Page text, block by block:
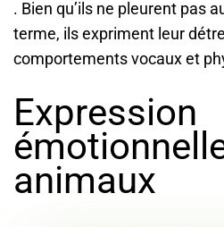
. Bien qu’ils ne pleurent pas
terme, ils expriment leur
comportements vocaux et
Expression
animaux